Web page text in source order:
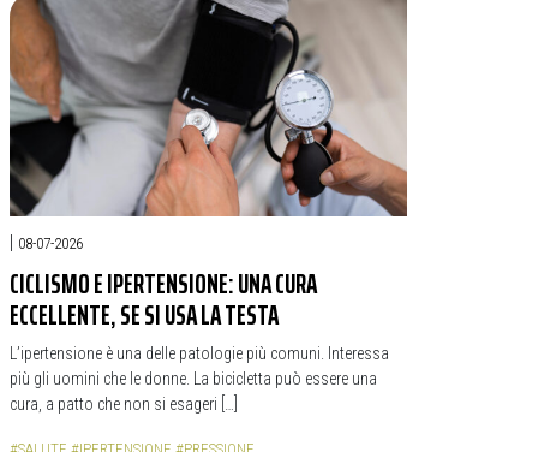
| 08-07-2026
CICLISMO E IPERTENSIONE: UNA CURA
ECCELLENTE, SE SI USA LA TESTA
L’ipertensione è una delle patologie più comuni. Interessa
più gli uomini che le donne. La bicicletta può essere una
cura, a patto che non si esageri […]